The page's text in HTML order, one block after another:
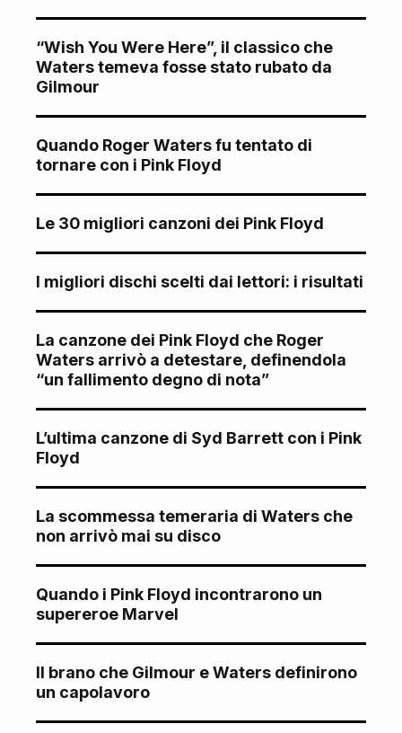
“Wish You Were Here”, il classico che
Waters temeva fosse stato rubato da
Gilmour
Quando Roger Waters fu tentato di
tornare con i Pink Floyd
Le 30 migliori canzoni dei Pink Floyd
I migliori dischi scelti dai lettori: i risultati
La canzone dei Pink Floyd che Roger
Waters arrivò a detestare, definendola
“un fallimento degno di nota”
L’ultima canzone di Syd Barrett con i Pink
Floyd
La scommessa temeraria di Waters che
non arrivò mai su disco
Quando i Pink Floyd incontrarono un
supereroe Marvel
Il brano che Gilmour e Waters definirono
un capolavoro